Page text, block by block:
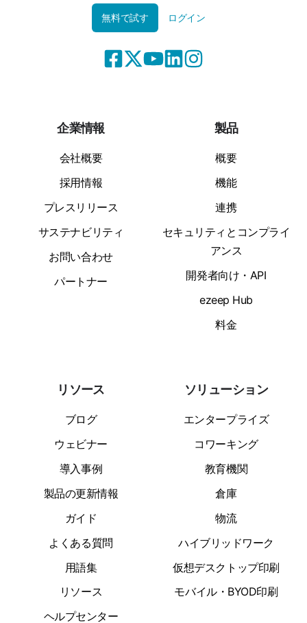
無料で試す ログイン
企業情報
会社概要
採用情報
プレスリリース
サステナビリティ
お問い合わせ
パートナー
製品
概要
機能
連携
セキュリティとコンプライ
アンス
開発者向け・API
ezeep Hub
料金
リソース
ブログ
ウェビナー
導入事例
製品の更新情報
ガイド
よくある質問
用語集
リソース
ヘルプセンター
ソリューション
エンタープライズ
コワーキング
教育機関
倉庫
物流
ハイブリッドワーク
仮想デスクトップ印刷
モバイル・BYOD印刷